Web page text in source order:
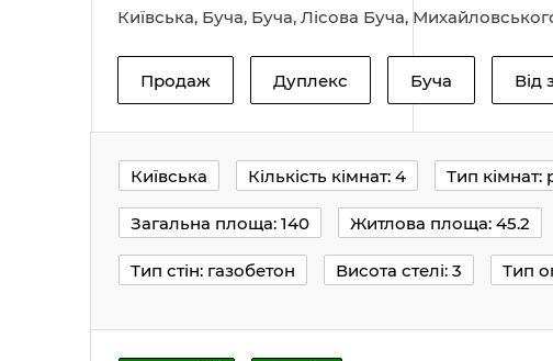
Київська, Буча, Буча, Лісова Буча,
Продаж Дуплекс Буча Від
Київська Кількість кімнат: 4 Тип кімнат:
Загальна площа: 140 Житлова площа: 45.2
Тип стін: газобетон Висота стелі: 3 Тип